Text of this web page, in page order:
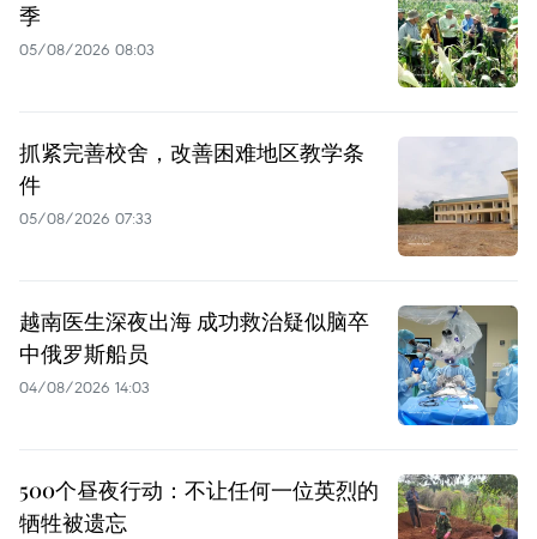
季
05/08/2026 08:03
抓紧完善校舍，改善困难地区教学条
件
05/08/2026 07:33
越南医生深夜出海 成功救治疑似脑卒
中俄罗斯船员
04/08/2026 14:03
500个昼夜行动：不让任何一位英烈的
牺牲被遗忘